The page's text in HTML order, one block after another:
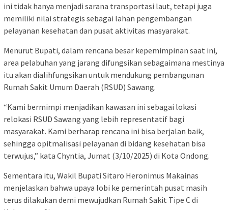
ini tidak hanya menjadi sarana transportasi laut, tetapi juga
memiliki nilai strategis sebagai lahan pengembangan
pelayanan kesehatan dan pusat aktivitas masyarakat.
Menurut Bupati, dalam rencana besar kepemimpinan saat ini,
area pelabuhan yang jarang difungsikan sebagaimana mestinya
itu akan dialihfungsikan untuk mendukung pembangunan
Rumah Sakit Umum Daerah (RSUD) Sawang.
“Kami bermimpi menjadikan kawasan ini sebagai lokasi
relokasi RSUD Sawang yang lebih representatif bagi
masyarakat. Kami berharap rencana ini bisa berjalan baik,
sehingga opitmalisasi pelayanan di bidang kesehatan bisa
terwujus,” kata Chyntia, Jumat (3/10/2025) di Kota Ondong.
Sementara itu, Wakil Bupati Sitaro Heronimus Makainas
menjelaskan bahwa upaya lobi ke pemerintah pusat masih
terus dilakukan demi mewujudkan Rumah Sakit Tipe C di